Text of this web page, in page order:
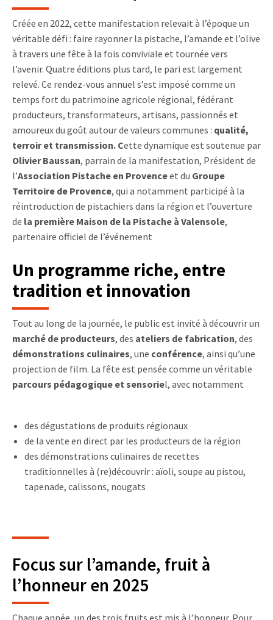
Créée en 2022, cette manifestation relevait à l’époque un
véritable défi : faire rayonner la pistache, l’amande et l’olive
à travers une fête à la fois conviviale et tournée vers
l’avenir. Quatre éditions plus tard, le pari est largement
relevé. Ce rendez-vous annuel s’est imposé comme un
temps fort du patrimoine agricole régional, fédérant
producteurs, transformateurs, artisans, passionnés et
amoureux du goût autour de valeurs communes : qualité,
terroir et transmission. Cette dynamique est soutenue par
Olivier Baussan, parrain de la manifestation, Président de
l’Association Pistache en Provenceet du Groupe
Territoire de Provence, qui a notamment participé à la
réintroduction de pistachiers dans la région et l’ouverture
de la première Maison de la Pistache à Valensole,
partenaire officiel de l’événement
Un programme riche, entre
tradition et innovation
Tout au long de la journée, le public est invité à découvrir un
marché de producteurs, des ateliers de fabrication, des
démonstrations culinaires, une conférence, ainsi qu’une
projection de film. La fête est pensée comme un véritable
parcours pédagogique et sensoriel, avec notamment
des dégustations de produits régionaux
de la vente en direct par les producteurs de la région
des démonstrations culinaires de recettes
traditionnelles à (re)découvrir : aïoli, soupe au pistou,
tapenade, calissons, nougats
Focus sur l’amande, fruit à
l’honneur en 2025